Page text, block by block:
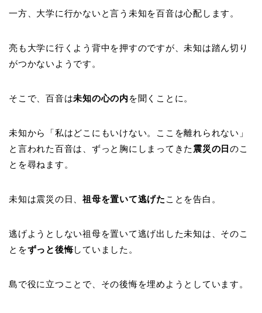
一方、大学に行かないと言う未知を百音は心配します。
亮も大学に行くよう背中を押すのですが、未知は踏ん切り
がつかないようです。
そこで、百音は未知の心の内を聞くことに。
未知から「私はどこにもいけない。ここを離れられない」
と言われた百音は、ずっと胸にしまってきた 震災の日のこ
とを尋ねます。
未知は震災の日、祖母を置いて逃げた ことを告白。
逃げようとしない祖母を置いて逃げ出した未知は、そのこ
とをずっと後悔していました。
島で役に立つことで、その後悔を埋めようとしています。